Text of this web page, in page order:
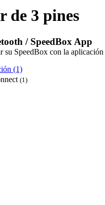
de 3 pines
/ SpeedBox App
su SpeedBox con la aplicación
(1)
(1)